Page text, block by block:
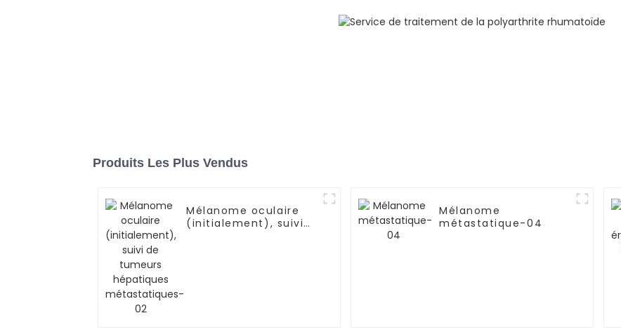
Produits Les Plus Vendus
Mélanome oculaire
(initialement), suivi
Mélanome
métastatique-04